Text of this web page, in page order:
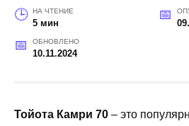
НА ЧТЕНИЕ
5 мин
ОБНОВЛЕНО
10.11.2024
Тойота Камри 70 – это